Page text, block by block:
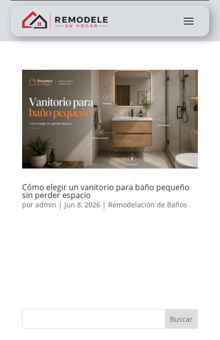
Cómo elegir un vanitorio para baño pequeño
sin perder espacio
por admin | Jun 8, 2026| Remodelación de Baños
Buscar